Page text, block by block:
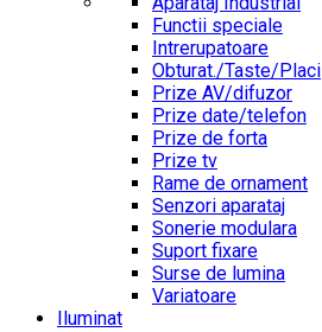
Functii speciale
Intrerupatoare
Obturat./Taste/Placi
Prize AV/difuzor
Prize date/telefon
Prize de forta
Prize tv
Rame de ornament
Senzori aparataj
Sonerie modulara
Suport fixare
Surse de lumina
Variatoare
Iluminat